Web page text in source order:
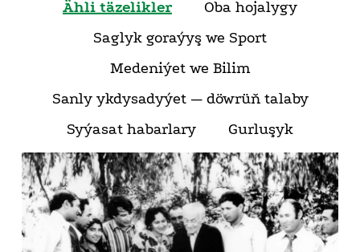
Ähli täzelikler
Oba hojalygy
Saglyk goraýyş we Sport
Medeniýet we Bilim
Sanly ykdysadyýet — döwrüň talaby
Syýasat habarlary
Gurluşyk